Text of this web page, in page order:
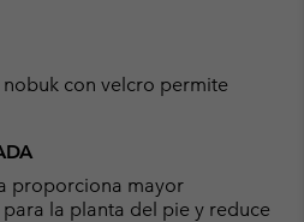
con velcro permite
proporciona mayor
la planta del pie y reduce